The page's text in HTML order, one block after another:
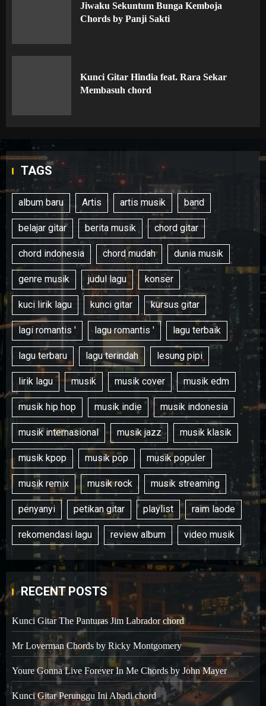
Jiwaku Sekuntum Bunga Kemboja
Chords by Panji Sakti
Kunci Gitar Hindia feat. Rara Sekar
Membasuh chord
TAGS
album baru Artis artis musik band
belajar gitar berita musik chord gitar
chord indonesia chord mudah dunia musik
genre musik judul lagu konser
kuci lirik lagu kunci gitar kursus gitar
lagi romantis ' lagu romantis ' lagu terbaik
lagu terbaru lagu terindah lesung pipi
lirik lagu musik musik cover musik edm
musik hip hop musik indie musik indonesia
musik internasional musik jazz musik klasik
musik kpop musik pop musik populer
musik remix musik rock musik streaming
penyanyi petikan gitar playlist raim laode
rekomendasi lagu review album video musik
RECENT POSTS
Kunci Gitar The Panturas Jim Labrador chord
Mr Loverman Chords by Ricky Montgomery
Youre Gonna Live Forever In Me Chords by John Mayer
Kunci Gitar Perunggu Ini Abadi chord